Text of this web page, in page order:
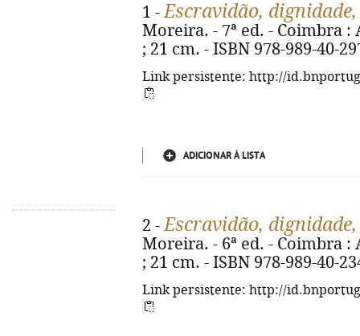
1 -Escravidão,
Moreira. - 7ª ed. - Coimbra :
; 21 cm. - ISBN 978-989-40-
Link persistente: http://
ADICIONAR À LISTA
2 -Escravidão,
Moreira. - 6ª ed. - Coimbra :
; 21 cm. - ISBN 978-989-40-
Link persistente: http://